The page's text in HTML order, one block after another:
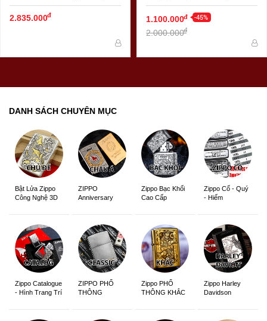
2.835.000đ 1.100.000đ -45%
2.000.000đ
DANH SÁCH CHUYÊN MỤC
Bật Lửa Zippo
Công Nghệ 3D
ZIPPO
Anniversary
Zippo Bạc Khối
Cao Cấp
Zippo Cổ - Quý
- Hiếm
Zippo Catalogue
- Hình Trang Trí
ZIPPO PHỔ
THÔNG
Zippo PHỔ
THÔNG KHẮC
Zippo Harley
Davidson